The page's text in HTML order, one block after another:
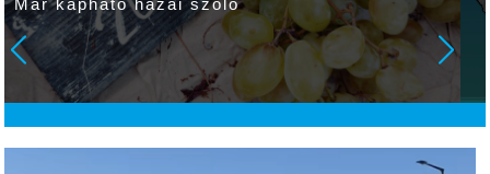
Ma is nagyon meleg lesz, de elszórtan
valószínű zápor, zivatar